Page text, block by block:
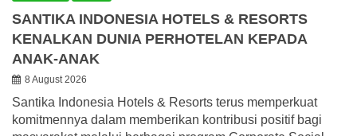
SANTIKA INDONESIA HOTELS & RESORTS
KENALKAN DUNIA PERHOTELAN KEPADA
ANAK-ANAK
8 August 2026
Santika Indonesia Hotels & Resorts terus memperkuat
komitmennya dalam memberikan kontribusi positif bagi